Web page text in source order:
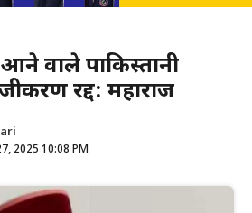
आने वाले पाकिस्तानी
रद्द: महाराज
2025 10:08 PM